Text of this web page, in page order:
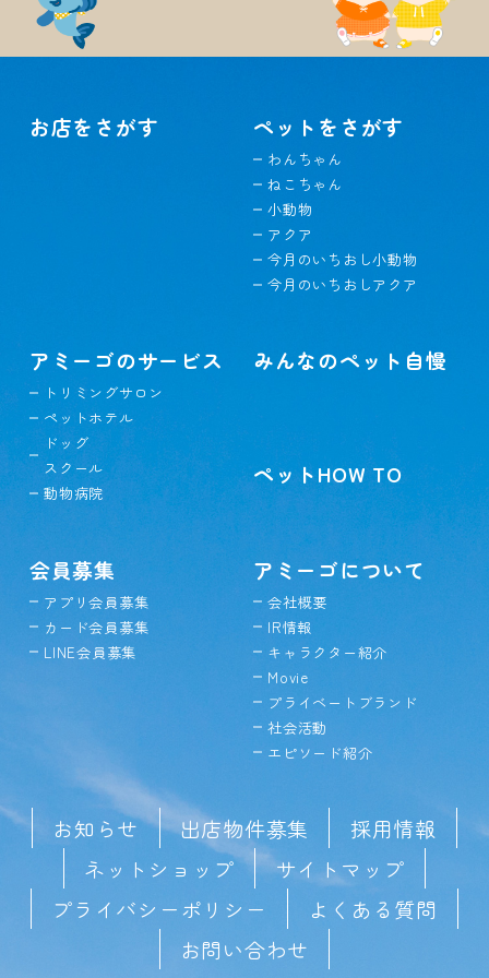
お店をさがす ペットをさがす
わんちゃん
ねこちゃん
小動物
アクア
今月のいちおし小動物
今月のいちおしアクア
アミーゴのサービス
トリミングサロン
ペットホテル
ドッグ
スクール
動物病院
みんなのペット自慢
ペットHOW TO
会員募集
アプリ会員募集
カード会員募集
LINE会員募集
アミーゴについて
会社概要
IR情報
キャラクター紹介
Movie
プライベートブランド
社会活動
エピソード紹介
お知らせ 出店物件募集
採用情報
ネットショップ
サイトマップ
プライバシーポリシー
よくある質問
お問い合わせ